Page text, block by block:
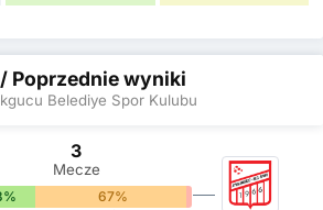
Poprzednie wyniki
Belediye Spor Kulubu
3
Mecze
67% 0%